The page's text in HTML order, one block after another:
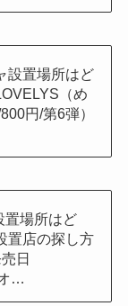
設置場所はど
（め
円/第6弾）
置場所はど
置店の探し方
日
…